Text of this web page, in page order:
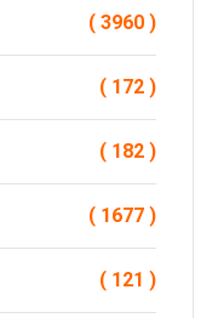
( 3960 )
( 172 )
( 182 )
( 1677 )
( 121 )